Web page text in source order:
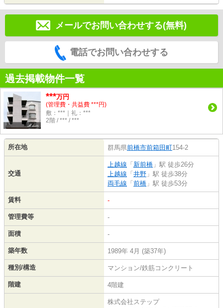
メールでお問い合わせする(無料)
電話でお問い合わせする
過去掲載物件一覧
***万円
(管理費・共益費 ***円)
敷：***｜礼：***
2階 / *** / ***
所在地 群馬県前橋市前箱田町154-2
交通
上越線 「 新前橋 」駅 徒歩26分
上越線 「 井野 」駅 徒歩38分
両毛線 「 前橋 」駅 徒歩53分
賃料 -
管理費等 -
面積 -
築年数 1989年 4月 (築37年)
種別/構造 マンション/鉄筋コンクリート
階建 4階建
株式会社ステップ